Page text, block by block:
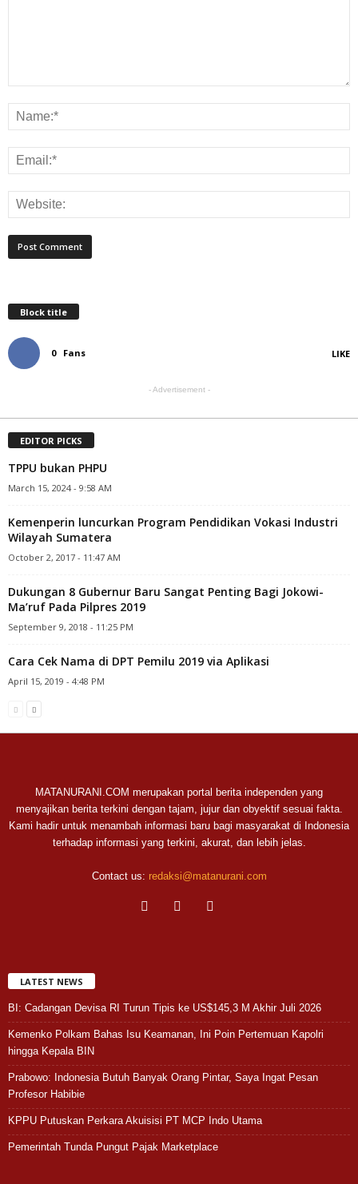
Block title
0 Fans LIKE
- Advertisement -
EDITOR PICKS
TPPU bukan PHPU
March 15, 2024 - 9:58 AM
Kemenperin luncurkan Program Pendidikan Vokasi Industri
Wilayah Sumatera
October 2, 2017 - 11:47 AM
Dukungan 8 Gubernur Baru Sangat Penting Bagi Jokowi-
Ma’ruf Pada Pilpres 2019
September 9, 2018 - 11:25 PM
Cara Cek Nama di DPT Pemilu 2019 via Aplikasi
April 15, 2019 - 4:48 PM
MATANURANI.COM merupakan portal berita independen yang
menyajikan berita terkini dengan tajam, jujur dan obyektif sesuai fakta.
Kami hadir untuk menambah informasi baru bagi masyarakat di Indonesia
terhadap informasi yang terkini, akurat, dan lebih jelas.
Contact us: redaksi@matanurani.com
LATEST NEWS
BI: Cadangan Devisa RI Turun Tipis ke US$145,3 M Akhir Juli 2026
Kemenko Polkam Bahas Isu Keamanan, Ini Poin Pertemuan Kapolri
hingga Kepala BIN
Prabowo: Indonesia Butuh Banyak Orang Pintar, Saya Ingat Pesan
Profesor Habibie
KPPU Putuskan Perkara Akuisisi PT MCP Indo Utama
Pemerintah Tunda Pungut Pajak Marketplace